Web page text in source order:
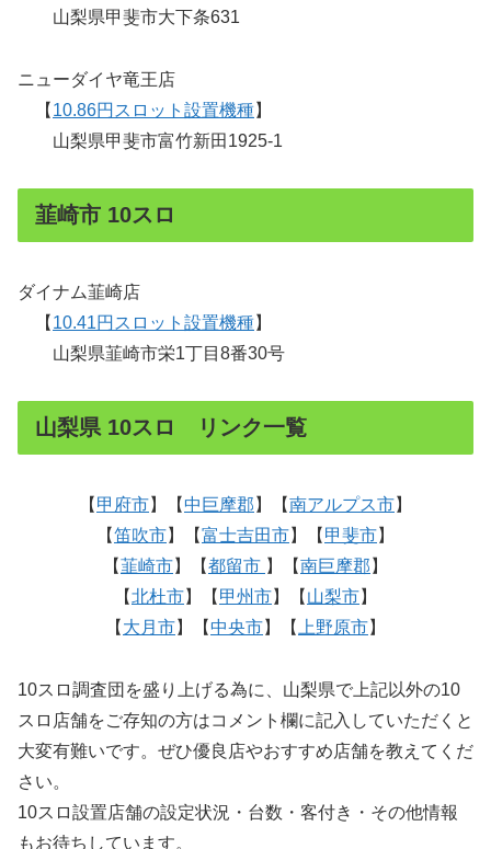
山梨県甲斐市大下条631
ニューダイヤ竜王店
【 10.86円スロット設置機種】
山梨県甲斐市富竹新田1925-1
韮崎市 10スロ
ダイナム韮崎店
【 10.41円スロット設置機種】
山梨県韮崎市栄1丁目8番30号
山梨県 10スロ リンク一覧
【 甲府市】【中巨摩郡 】【南アルプス市】
【笛吹市】【富士吉田市】【 甲斐市】
【韮崎市】【都留市 】【南巨摩郡 】
【北杜市】【 甲州市】【 山梨市】
【 大月市】【中央市】【 上野原市】
10スロ調査団を盛り上げる為に、山梨県で上記以外の10
スロ店舗をご存知の方はコメント欄に記入していただくと
大変有難いです。ぜひ優良店やおすすめ店舗を教えてくだ
さい。
10スロ設置店舗の設定状況・台数・客付き・その他情報
もお待ちしています。